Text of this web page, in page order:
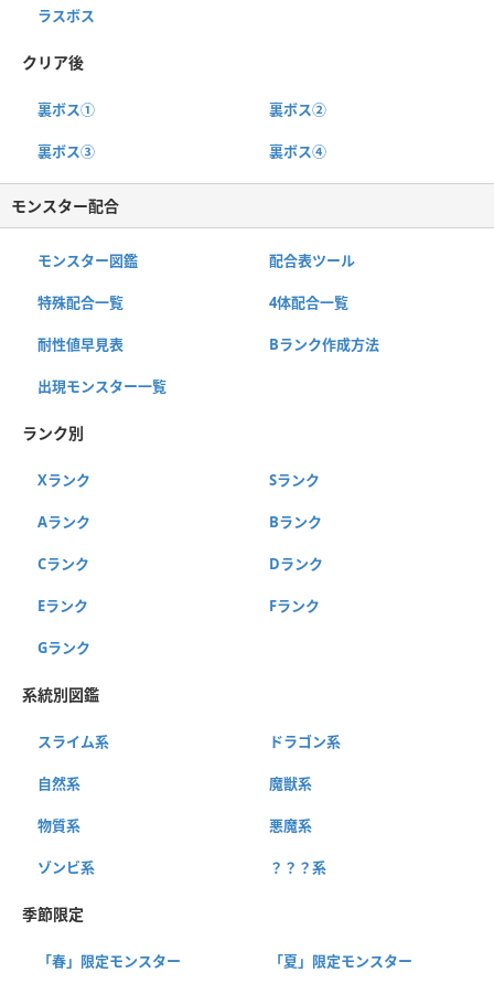
ラスボス
クリア後
裏ボス① 裏ボス②
裏ボス③ 裏ボス④
モンスター配合
モンスター図鑑 配合表ツール
特殊配合一覧 4体配合一覧
耐性値早見表 Bランク作成方法
出現モンスター一覧
ランク別
Xランク Sランク
Aランク Bランク
Cランク Dランク
Eランク Fランク
Gランク
系統別図鑑
スライム系 ドラゴン系
自然系 魔獣系
物質系 悪魔系
ゾンビ系 ？？？系
季節限定
「春」限定モンスター 「夏」限定モンスター